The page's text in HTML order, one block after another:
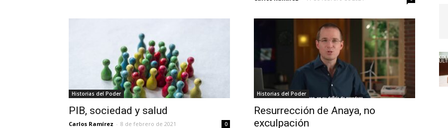
Historias del Poder
PIB, sociedad y salud
Carlos Ramírez - 8 de febrero de 2021 0
Historias del Poder
Resurrección de Anaya, no
exculpación